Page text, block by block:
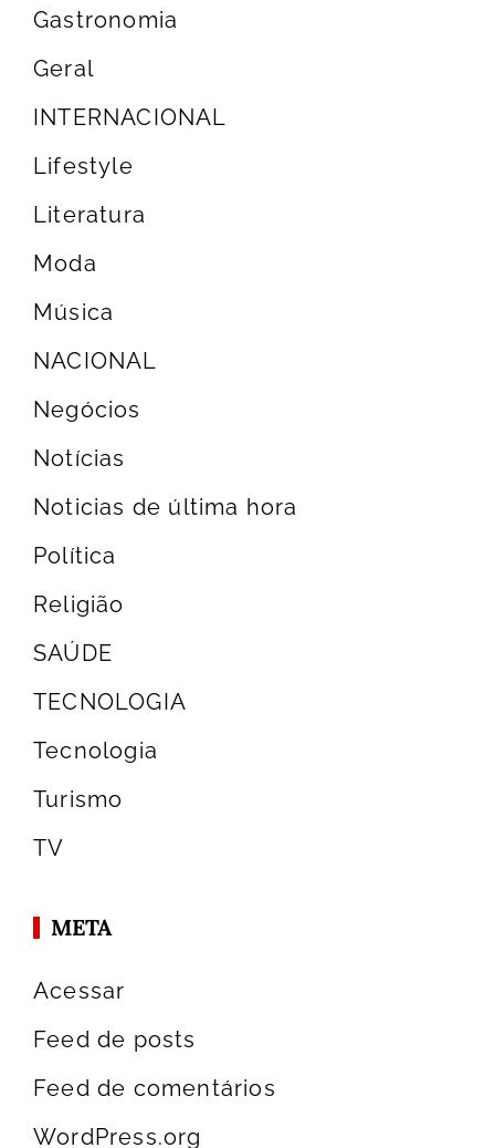
Gastronomia
Geral
INTERNACIONAL
Lifestyle
Literatura
Moda
Música
NACIONAL
Negócios
Notícias
Noticias de última hora
Política
Religião
SAÚDE
TECNOLOGIA
Tecnologia
Turismo
TV
META
Acessar
Feed de posts
Feed de comentários
WordPress.org